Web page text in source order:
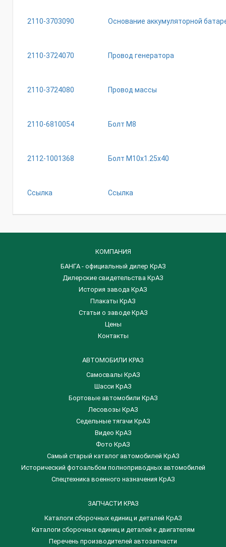
2110-3703090 Основание аккумуляторной
2110-3724070 Провод генератора
2110-3724080 Провод массы
2110-6810054 Болт М8
2112-1001368 Болт М10х1.25х40
Ссылка Ссылка
КОМПАНИЯ
БАНГА - официальный дилер КрАЗ
Дилерские свидетельства КрАЗ
История завода КрАЗ
Плакаты КрАЗ
Статьи о заводе КрАЗ
Цены
Контакты
АВТОМОБИЛИ КРАЗ
Самосвалы КрАЗ
Шасси КрАЗ
Бортовые автомобили КрАЗ
Лесовозы КрАЗ
Седельные тягачи КрАЗ
Видео КрАЗ
Фото КрАЗ
Самый старый каталог автомобилей КрАЗ
Исторический фотоальбом полноприводных автомобилей
Спецтехника военного назначения КрАЗ
ЗАПЧАСТИ КРАЗ
Каталоги сборочных единиц и деталей КрАЗ
​Каталоги сборочных единиц и деталей к двигателям
Перечень производителей автозапчасти